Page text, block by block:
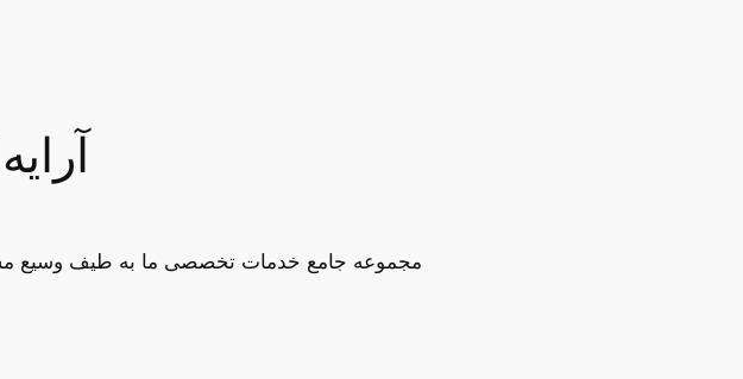
مجموعه جامع خدمات تخصصی ما به طیف وسیع